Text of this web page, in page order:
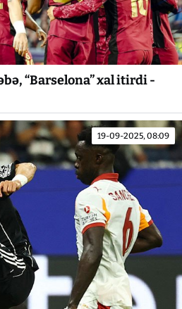
“Barselona” xal itirdi -
19-09-2025, 08:09